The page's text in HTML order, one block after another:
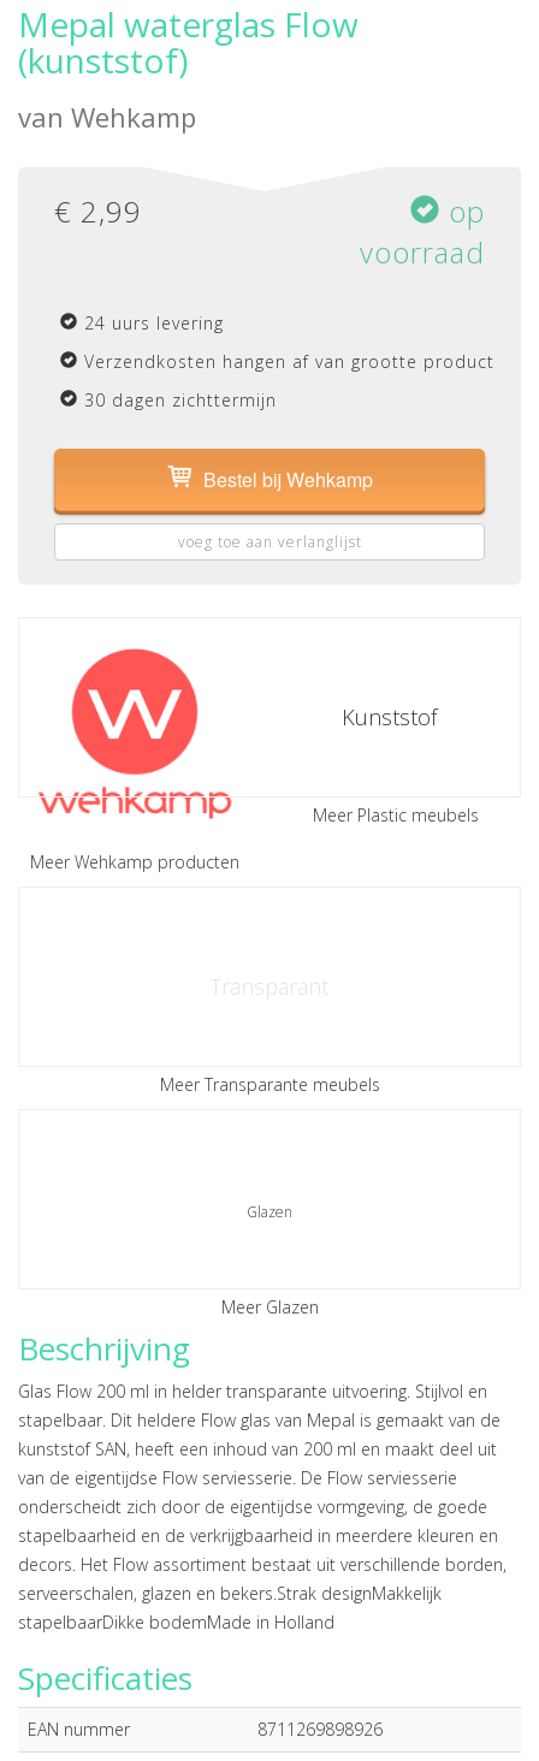
Mepal waterglas Flow
(kunststof)
van Wehkamp
€ 2,99
op
voorraad
24 uurs levering
Verzendkosten hangen af van grootte product
30 dagen zichttermijn
Bestel bij Wehkamp
voeg toe aan verlanglijst
Meer Wehkamp producten
Kunststof
Meer Plastic meubels
Transparant
Meer Transparante meubels
Glazen
Meer Glazen
Beschrijving
Glas Flow 200 ml in helder transparante uitvoering. Stijlvol en
stapelbaar. Dit heldere Flow glas van Mepal is gemaakt van de
kunststof SAN, heeft een inhoud van 200 ml en maakt deel uit
van de eigentijdse Flow serviesserie. De Flow serviesserie
onderscheidt zich door de eigentijdse vormgeving, de goede
stapelbaarheid en de verkrijgbaarheid in meerdere kleuren en
decors. Het Flow assortiment bestaat uit verschillende borden,
serveerschalen, glazen en bekers.Strak designMakkelijk
stapelbaarDikke bodemMade in Holland
Specificaties
EAN nummer
8711269898926